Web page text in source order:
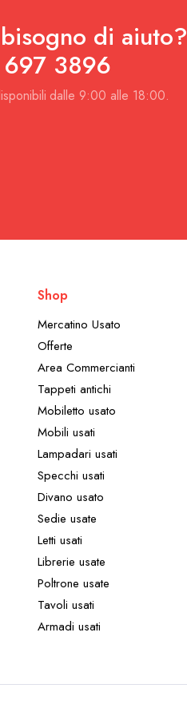
di aiuto?
697 3896
dalle 9:00 alle 18:00.
Shop
Mercatino Usato
Offerte
Area Commercianti
Tappeti antichi
Mobiletto usato
Mobili usati
Lampadari usati
Specchi usati
Divano usato
Sedie usate
Letti usati
Librerie usate
Poltrone usate
Tavoli usati
Armadi usati